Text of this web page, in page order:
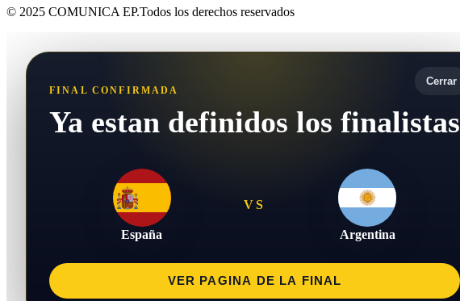
© 2025 COMUNICA EP.Todos los derechos reservados
Cerrar
FINAL CONFIRMADA
Ya estan definidos los finalistas
España
VS
Argentina
VER PAGINA DE LA FINAL